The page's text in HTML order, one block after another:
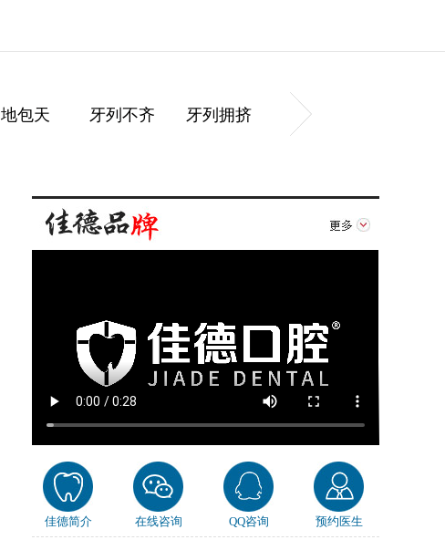
地包天 牙列不齐 牙列拥挤 牙齿前突
佳德简介 在线咨询 QQ咨询 预约医生